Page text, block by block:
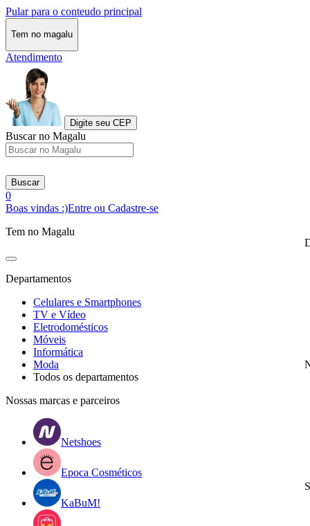
Pular para o conteudo principal
Tem no magalu
Atendimento
Digite seu CEP
Buscar no Magalu
Buscar
0
Boas vindas :)Entre ou Cadastre-se
Tem no Magalu
Departamentos
Celulares e Smartphones
TV e Vídeo
Eletrodomésticos
Móveis
Informática
Moda
Todos os departamentos
Nossas marcas e parceiros
Netshoes
Epoca Cosméticos
KaBuM!